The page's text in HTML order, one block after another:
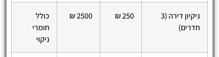
ניקיון דירה (3
חדרים)
250 ₪
2500 ₪
כולל
חומרי
ניקוי